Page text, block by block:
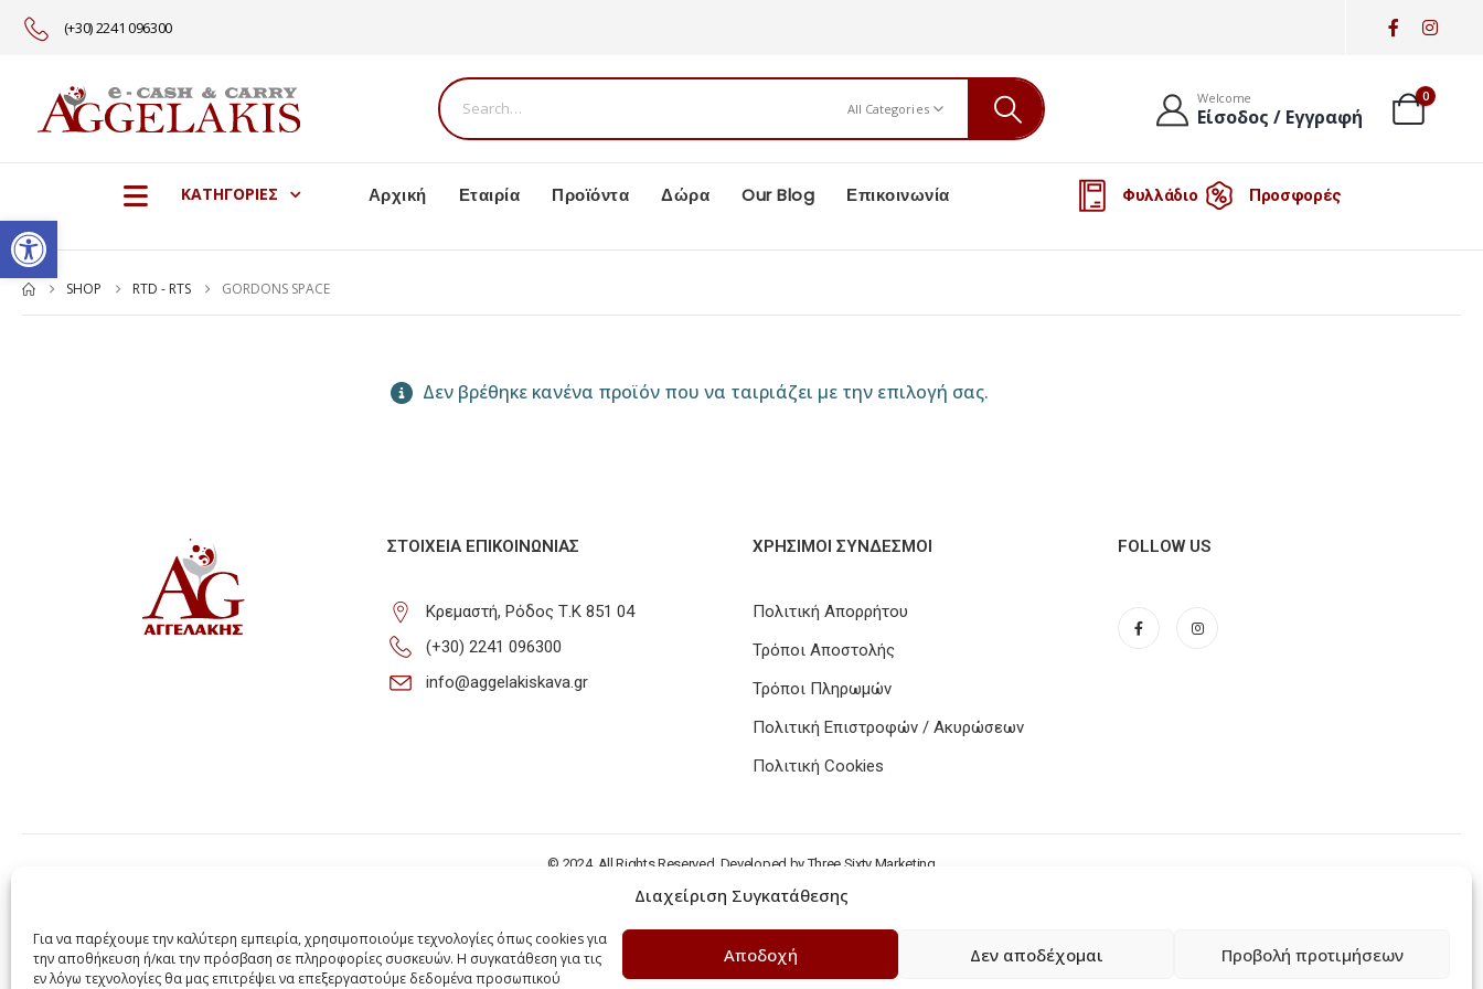
Ανοίξτε τη γραμμή εργαλείων
Διαχείριση Συγκατάθεσης
Για να παρέχουμε την καλύτερη εμπειρία, χρησιμοποιούμε τεχνολογίες όπως cookies για
την αποθήκευση ή/και την πρόσβαση σε πληροφορίες συσκευών. Η συγκατάθεση για τις
εν λόγω τεχνολογίες θα μας επιτρέψει να επεξεργαστούμε δεδομένα προσωπικού
Αποδοχή Δεν αποδέχομαι Προβολή προτιμήσεων
(+30) 2241 096300
All Categories
Welcome
Είσοδος / Εγγραφή
0
ΚΑΤΗΓΟΡΙΕΣ Αρχική Εταιρία Προϊόντα Δώρα Our Blog Επικοινωνία Φυλλάδιο Προσφορές
SHOP RTD - RTS GORDONS SPACE
Δεν βρέθηκε κανένα προϊόν που να ταιριάζει με την επιλογή σας.
ΣΤΟΙΧΕΊΑ ΕΠΙΚΟΙΝΩΝΊΑΣ
Κρεμαστή, Ρόδος Τ.Κ 851 04
(+30) 2241 096300
info@aggelakiskava.gr
ΧΡΗΣΙΜΟΙ ΣΥΝΔΕΣΜΟΙ
Πολιτική Απορρήτου
Τρόποι Αποστολής
Τρόποι Πληρωμών
Πολιτική Επιστροφών / Ακυρώσεων
Πολιτική Cookies
FOLLOW US
© 2024. All Rights Reserved. Developed byThree Sixty Marketing